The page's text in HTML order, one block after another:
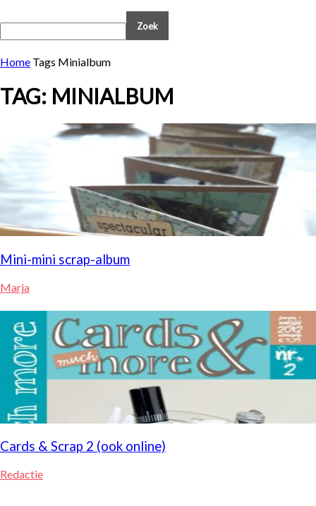
Home Tags Minialbum
TAG: MINIALBUM
Mini-mini scrap-album
Marja
Cards & Scrap 2 (ook online)
Redactie